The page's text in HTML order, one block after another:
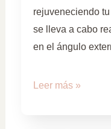
rejuveneciendo
se lleva a cabo
en el ángulo
Leer más »